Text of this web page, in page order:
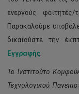
ενεργούς
Παρακαλούμε
δικαιούστε την
Εγγραφής
Το Ινστιτούτο
Τεχνολογικού